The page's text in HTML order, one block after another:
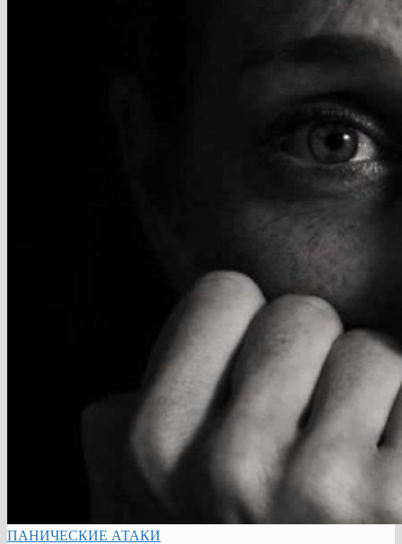
ПАНИЧЕСКИЕ АТАКИ